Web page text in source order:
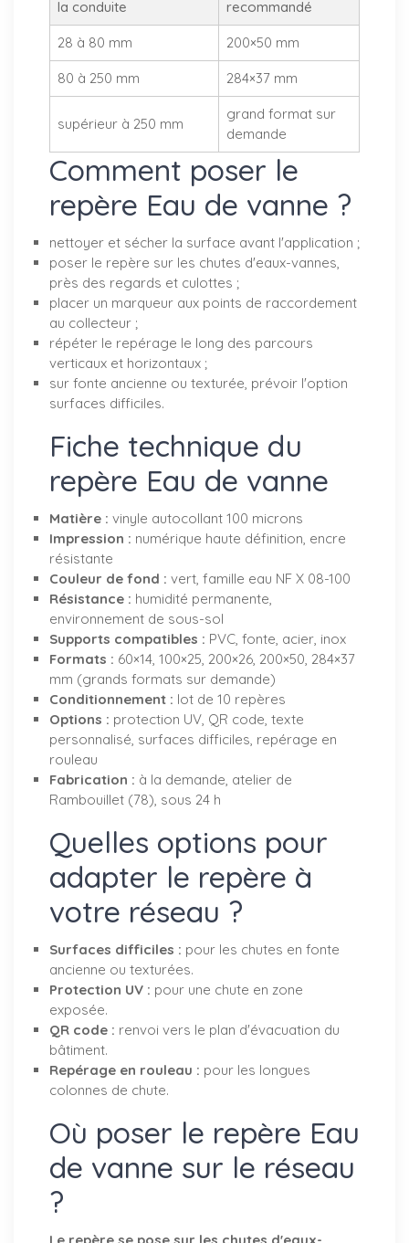
la conduite
recommandé
28 à 80 mm 200×50 mm
80 à 250 mm 284×37 mm
supérieur à 250 mm
grand format sur
demande
Comment poser le
repère Eau de vanne ?
nettoyer et sécher la surface avant l'application ;
poser le repère sur les chutes d'eaux-vannes,
près des regards et culottes ;
placer un marqueur aux points de raccordement
au collecteur ;
répéter le repérage le long des parcours
verticaux et horizontaux ;
sur fonte ancienne ou texturée, prévoir l'option
surfaces difficiles.
Fiche technique du
repère Eau de vanne
Matière : vinyle autocollant 100 microns
Impression : numérique haute définition, encre
résistante
Couleur de fond : vert, famille eau NF X 08-100
Résistance : humidité permanente,
environnement de sous-sol
Supports compatibles : PVC, fonte, acier, inox
Formats : 60×14, 100×25, 200×26, 200×50, 284×37
mm (grands formats sur demande)
Conditionnement : lot de 10 repères
Options : protection UV, QR code, texte
personnalisé, surfaces difficiles, repérage en
rouleau
Fabrication : à la demande, atelier de
Rambouillet (78), sous 24 h
Quelles options pour
adapter le repère à
votre réseau ?
Surfaces difficiles : pour les chutes en fonte
ancienne ou texturées.
Protection UV : pour une chute en zone
exposée.
QR code : renvoi vers le plan d'évacuation du
bâtiment.
Repérage en rouleau : pour les longues
colonnes de chute.
Où poser le repère Eau
de vanne sur le réseau
?
Le repère se pose sur les chutes d'eaux-